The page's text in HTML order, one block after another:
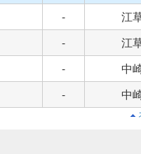
-
江
-
江
-
中
- 中